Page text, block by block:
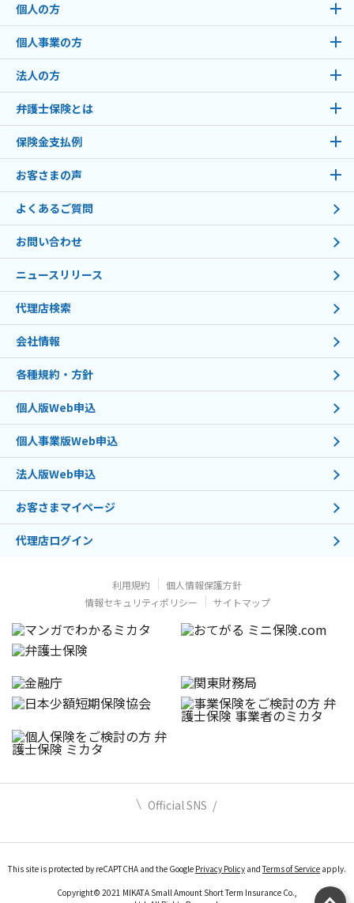
個人の方
個人事業の方
法人の方
弁護士保険とは
保険金支払例
お客さまの声
よくあるご質問
お問い合わせ
ニュースリリース
代理店検索
会社情報
各種規約・方針
個人版Web申込
個人事業版Web申込
法人版Web申込
お客さまマイページ
代理店ログイン
利用規約
個人情報保護方針
情報セキュリティポリシー
サイトマップ
Official SNS
This site is protected by reCAPTCHA and the Google Privacy Policy andTerms of Service apply.
Copyright© 2021 MIKATA Small Amount Short Term Insurance Co.,